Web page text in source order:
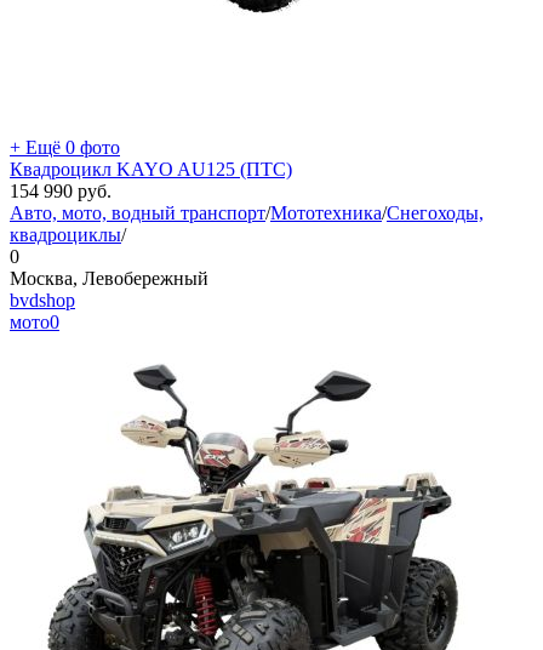
+ Ещё 0 фото
Квадроцикл KAYO AU125 (ПТС)
154 990 руб.
Авто, мото, водный транспорт/Мототехника/Снегоходы,
квадроциклы/
0
Москва, Левобережный
bvdshop
мото0